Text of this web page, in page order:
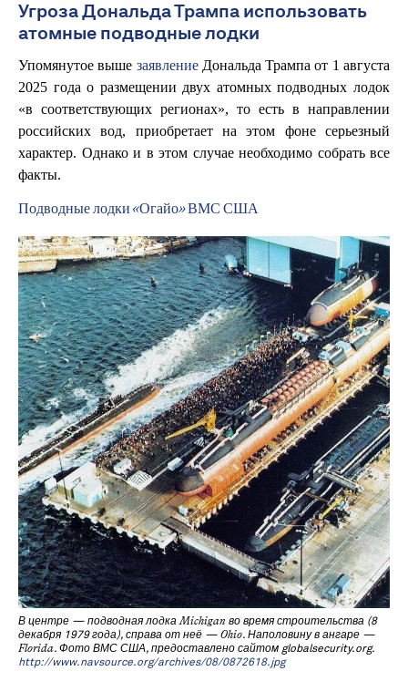
Угроза Дональда Трампа использовать
атомные подводные лодки
Упомянутое выше заявлениеДональда Трампа от 1 августа
2025 года о размещении двух атомных подводных лодок
«в соответствующих регионах», то есть в направлении
российских вод, приобретает на этом фоне серьезный
характер. Однако и в этом случае необходимо собрать все
факты.
Подводные лодки «Огайо» ВМС США
В центре — подводная лодкаMichigan во время строительства (8
декабря 1979 года), справа от неё — Ohio. Наполовину в ангаре —
Florida. Фото ВМС США, предоставлено сайтом globalsecurity.org.
http://www.navsource.org/archives/08/0872618.jpg